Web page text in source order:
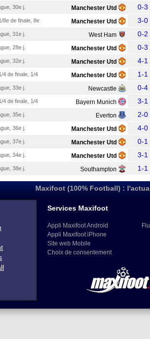
30e j. Manchester Utd 0-3
8e de finale, 8e Manchester Utd 3-0
31e j. West Ham 0-2
28e j. Manchester Utd 0-3
32e j. Manchester Utd 4-1
4 de finale, 1/4 Manchester Utd 1-1
33e j. Newcastle 0-4
4 de finale, 1/4 Bayern Munich 3-1
35e j. Everton 2-0
36e j. Manchester Utd 4-0
37e j. Manchester Utd 0-1
34e j. Manchester Utd 3-1
38e j. Southampton 1-1
Maxifoot (100% Football) :
Services Maxifoot
Appli Maxifoot Android
Appli Maxifoot iPhone
Site web Mobile
Choix de consentement